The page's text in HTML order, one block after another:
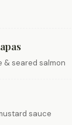
& seared salmon
sauce